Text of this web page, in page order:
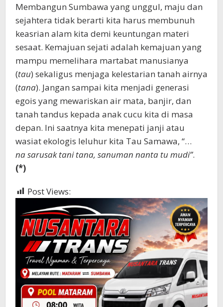
Membangun Sumbawa yang unggul, maju dan
sejahtera tidak berarti kita harus membunuh
keasrian alam kita demi keuntungan materi
sesaat. Kemajuan sejati adalah kemajuan yang
mampu memelihara martabat manusianya
(tau) sekaligus menjaga kelestarian tanah airnya
(tana). Jangan sampai kita menjadi generasi
egois yang mewariskan air mata, banjir, dan
tanah tandus kepada anak cucu kita di masa
depan. Ini saatnya kita menepati janji atau
wasiat ekologis leluhur kita Tau Samawa, “…
na sarusak tani tana, sanuman nanta tu mudi”.
(*)
Post Views: